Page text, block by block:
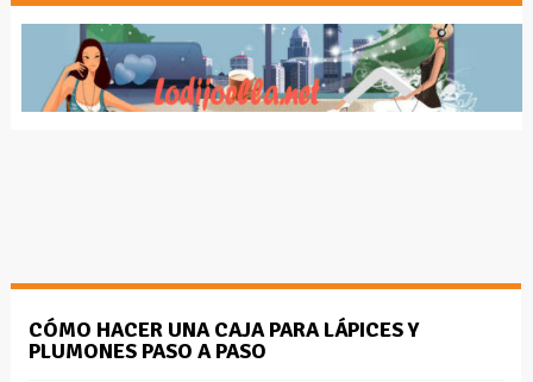
CÓMO HACER UNA CAJA PARA LÁPICES Y
PLUMONES PASO A PASO